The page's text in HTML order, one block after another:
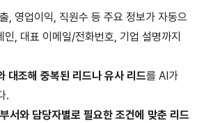
, 영업이익, 직원수 등 주요 정보가 자동으
, 대표 이메일/전화번호, 기업 설명까지
대조해 중복된 리드나 유사 리드를 AI가
.
서와 담당자별로 필요한 조건에 맞춘 리드